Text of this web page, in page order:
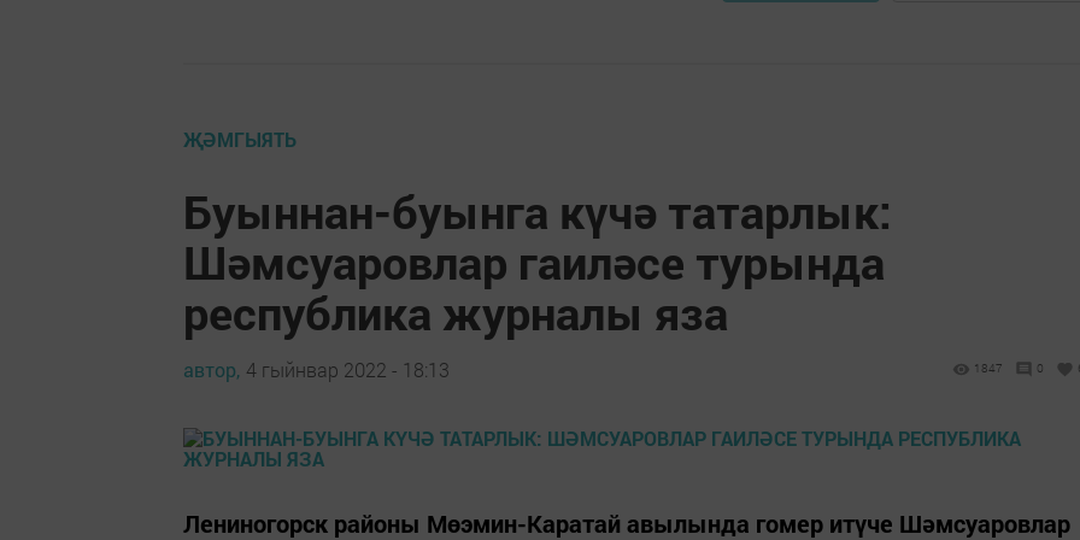
ҖӘМГЫЯТЬ
Буыннан-буынга күчә татарлык:
Шәмсуаровлар гаиләсе турында
республика журналы яза
автор, 4 гыйнвар 2022 - 18:13 1847 0
Лениногорск районы Мөэмин-Каратай авылында гомер итүче Шәмсуаровлар